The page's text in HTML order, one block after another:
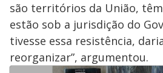
são territórios da União,
estão sob a jurisdição do
tivesse essa resistência,
reorganizar”, argumentou.